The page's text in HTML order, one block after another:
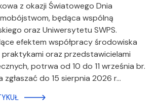
z okazji Światowego Dnia
będąca wspólną
oraz Uniwersytetu SWPS.
efektem współpracy środowiska
oraz przedstawicielami
potrwa od 10 do 11 września br.
do 15 sierpnia 2026 r…